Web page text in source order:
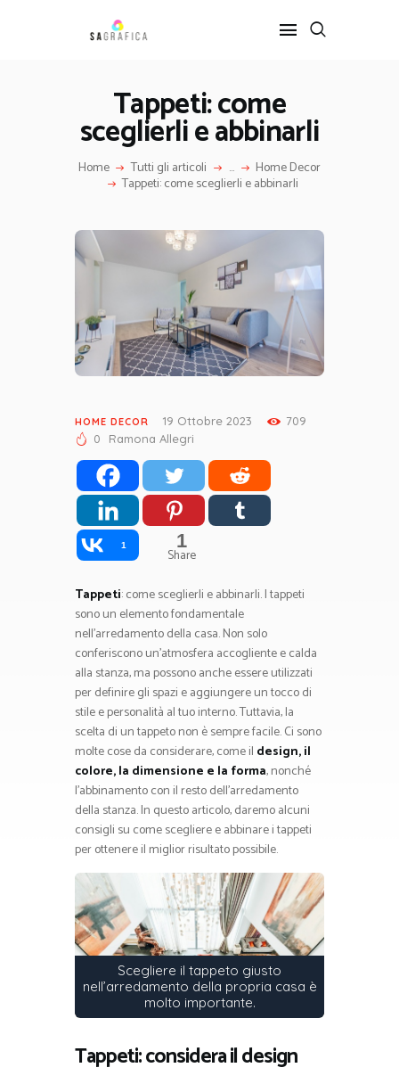
Tappeti: come
sceglierli e abbinarli
Home Tutti gli articoli ... Home Decor
Tappeti: come sceglierli e abbinarli
HOME
GRAFICA
ARTE
SERVIZI
CONTATTI
HOME DECOR 19 Ottobre 2023
709
0
Ramona Allegri
1 1
Share
Tappeti: come sceglierli e abbinarli. I tappeti
sono un elemento fondamentale
nell’arredamento della casa. Non solo
conferiscono un’atmosfera accogliente e calda
alla stanza, ma possono anche essere utilizzati
per definire gli spazi e aggiungere un tocco di
stile e personalità al tuo interno. Tuttavia, la
scelta di un tappeto non è sempre facile. Ci sono
molte cose da considerare, come il design, il
colore, la dimensione e la forma, nonché
l’abbinamento con il resto dell’arredamento
della stanza. In questo articolo, daremo alcuni
consigli su come scegliere e abbinare i tappeti
per ottenere il miglior risultato possibile.
Scegliere il tappeto giusto
nell’arredamento della propria casa è
molto importante.
Tappeti: considera il design